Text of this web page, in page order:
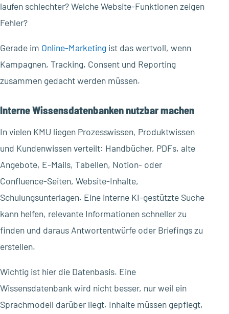
laufen schlechter? Welche Website-Funktionen zeigen
Fehler?
Gerade im Online-Marketing ist das wertvoll, wenn
Kampagnen, Tracking, Consent und Reporting
zusammen gedacht werden müssen.
Interne Wissensdatenbanken nutzbar machen
In vielen KMU liegen Prozesswissen, Produktwissen
und Kundenwissen verteilt: Handbücher, PDFs, alte
Angebote, E-Mails, Tabellen, Notion- oder
Confluence-Seiten, Website-Inhalte,
Schulungsunterlagen. Eine interne KI-gestützte Suche
kann helfen, relevante Informationen schneller zu
finden und daraus Antwortentwürfe oder Briefings zu
erstellen.
Wichtig ist hier die Datenbasis. Eine
Wissensdatenbank wird nicht besser, nur weil ein
Sprachmodell darüber liegt. Inhalte müssen gepflegt,